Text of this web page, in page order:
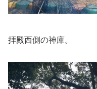
拝殿西側の神庫。